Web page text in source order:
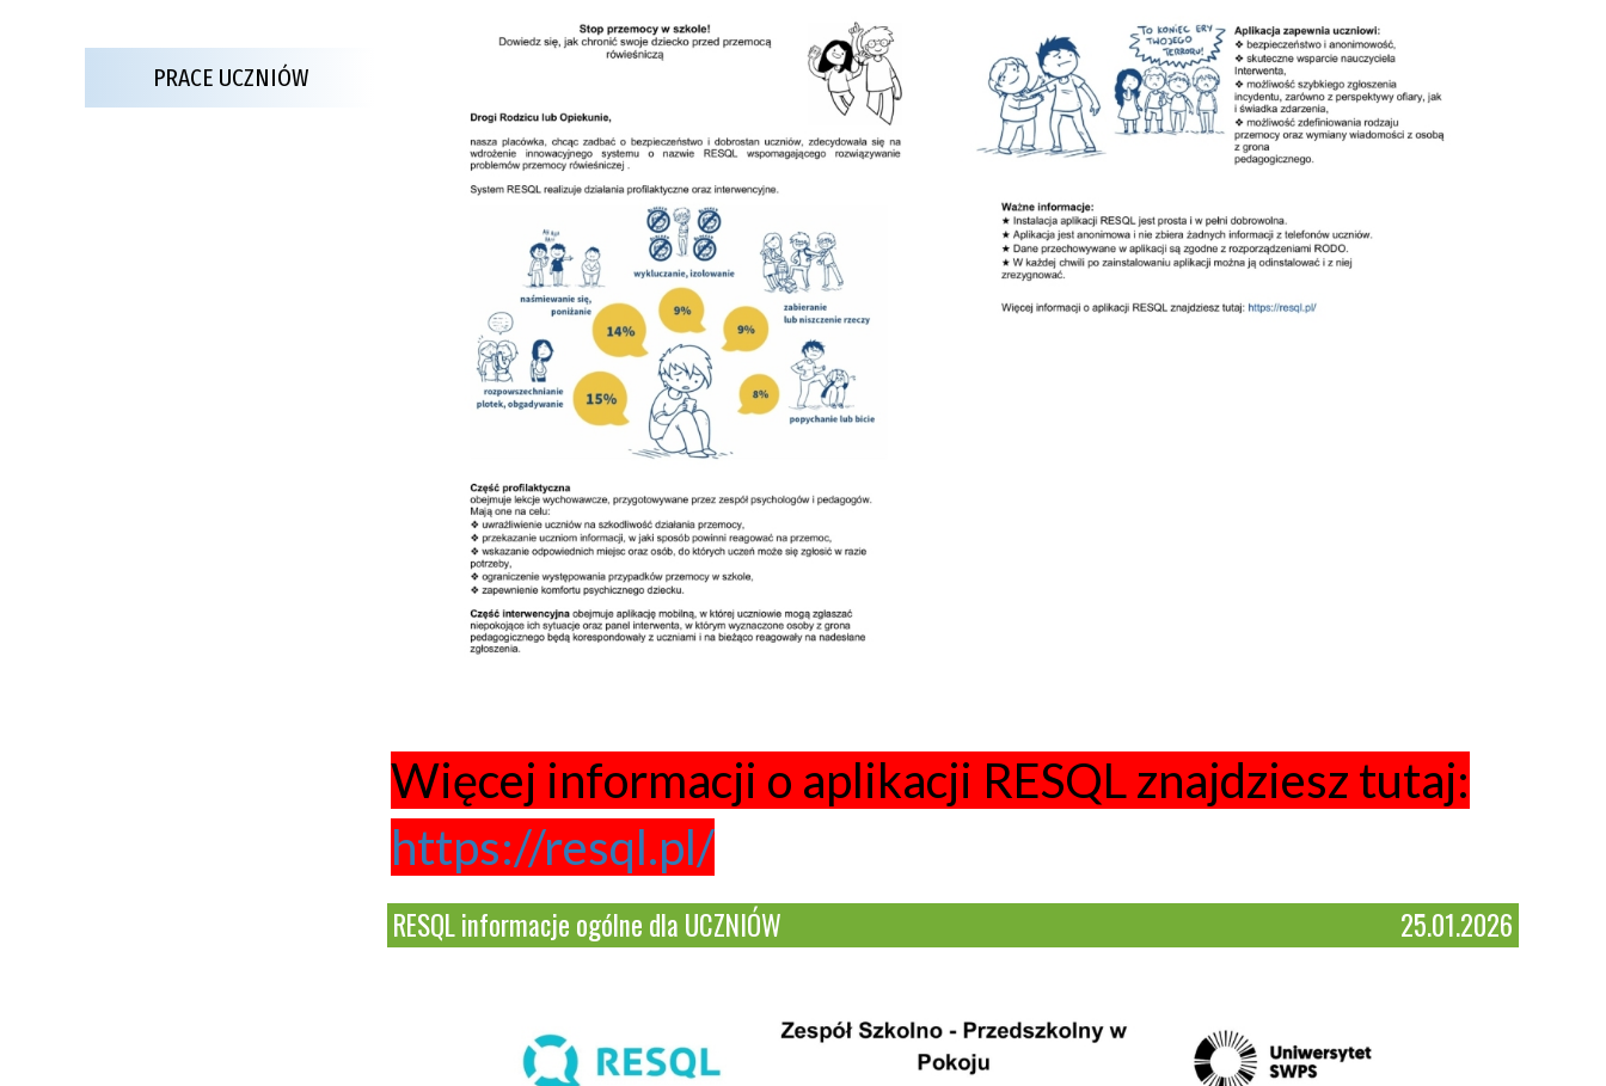
Więcej informacji o aplikacji RESQL znajdziesz tutaj:
https://resql.pl/
RESQL informacje ogólne dla UCZNIÓW 25.01.2026
PRACE UCZNIÓW